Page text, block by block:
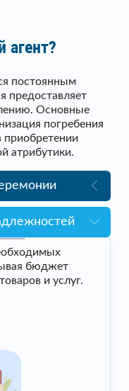
агент?
постоянным
предоставляет
Основные
погребения
приобретении
атрибутики.
бюджет
и услуг.